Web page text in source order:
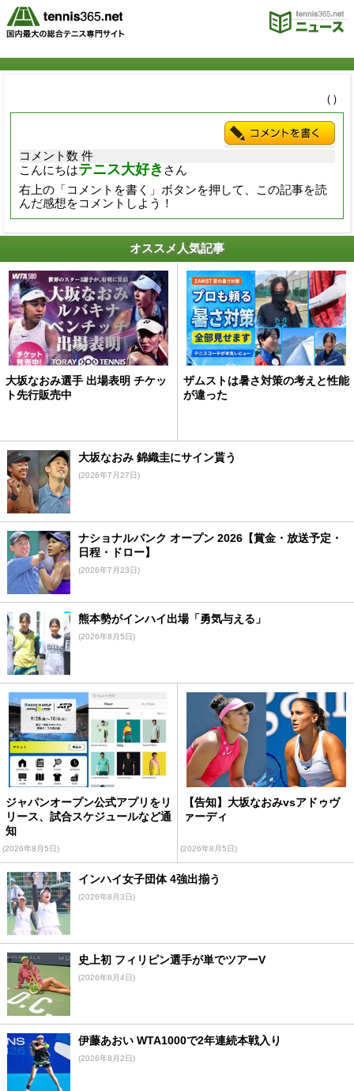
（）
コメント数 件
こんにちはテニス大好き さん
右上の「コメントを書く」ボタンを押して、この記事を読
んだ感想をコメントしよう！
オススメ人気記事
大坂なおみ選手 出場表明 チケッ
ト先行販売中
ザムストは暑さ対策の考えと性能
が違った
大坂なおみ 錦織圭にサイン貰う
(2026年7月27日)
ナショナルバンク オープン 2026【賞金・放送予定・
日程・ドロー】
(2026年7月23日)
熊本勢がインハイ出場「勇気与える」
(2026年8月5日)
ジャパンオープン公式アプリをリ
リース、試合スケジュールなど通
知
(2026年8月5日)
【告知】大坂なおみvsアドゥヴ
ァーディ
(2026年8月5日)
インハイ女子団体 4強出揃う
(2026年8月3日)
史上初 フィリピン選手が単でツアーV
(2026年8月4日)
伊藤あおい WTA1000で2年連続本戦入り
(2026年8月2日)